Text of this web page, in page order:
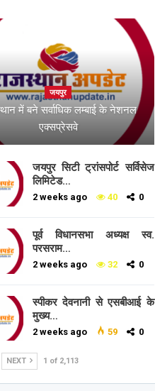
जयपुर
में बने सर्वाधिक लम्बाई के नेशनल
एक्सप्रेसवे
जयपुर सिटी ट्रांसपोर्ट सर्विसेज
लिमिटेड…
2 weeks ago 40 0
पूर्व विधानसभा अध्यक्ष स्व.
परसराम…
2 weeks ago 32 0
स्पीकर देवनानी से एसबीआई के
मुख्य…
2 weeks ago 59 0
NEXT 1 of 2,113